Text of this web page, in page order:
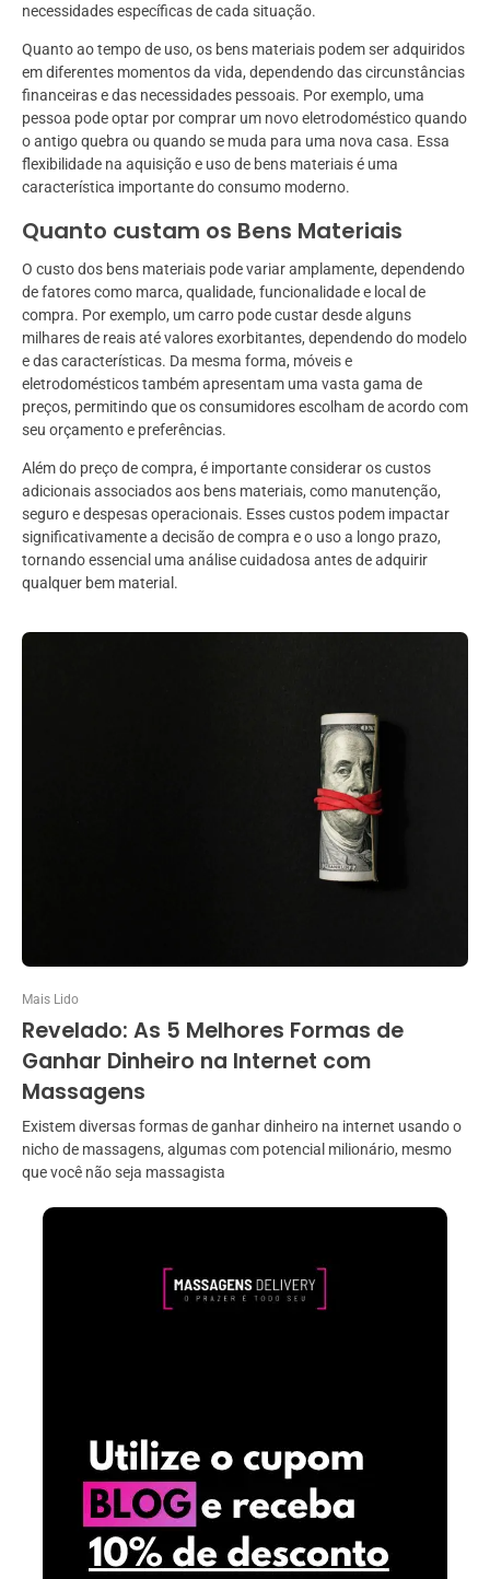
necessidades específicas de cada situação.
Quanto ao tempo de uso, os bens materiais podem ser adquiridos
em diferentes momentos da vida, dependendo das circunstâncias
financeiras e das necessidades pessoais. Por exemplo, uma
pessoa pode optar por comprar um novo eletrodoméstico quando
o antigo quebra ou quando se muda para uma nova casa. Essa
flexibilidade na aquisição e uso de bens materiais é uma
característica importante do consumo moderno.
Quanto custam os Bens Materiais
O custo dos bens materiais pode variar amplamente, dependendo
de fatores como marca, qualidade, funcionalidade e local de
compra. Por exemplo, um carro pode custar desde alguns
milhares de reais até valores exorbitantes, dependendo do modelo
e das características. Da mesma forma, móveis e
eletrodomésticos também apresentam uma vasta gama de
preços, permitindo que os consumidores escolham de acordo com
seu orçamento e preferências.
Além do preço de compra, é importante considerar os custos
adicionais associados aos bens materiais, como manutenção,
seguro e despesas operacionais. Esses custos podem impactar
significativamente a decisão de compra e o uso a longo prazo,
tornando essencial uma análise cuidadosa antes de adquirir
qualquer bem material.
Mais Lido
Revelado: As 5 Melhores Formas de
Ganhar Dinheiro na Internet com
Massagens
Existem diversas formas de ganhar dinheiro na internet usando o
nicho de massagens, algumas com potencial milionário, mesmo
que você não seja massagista